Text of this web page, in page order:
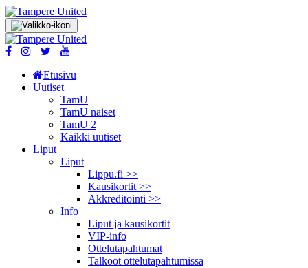
Etusivu
Uutiset
TamU
TamU naiset
TamU 2
Kaikki uutiset
Liput
Liput
Lippu.fi >>
Kausikortit >>
Akkreditointi >>
Info
Liput ja kausikortit
VIP-info
Ottelutapahtumat
Talkoot ottelu­tapahtumissa